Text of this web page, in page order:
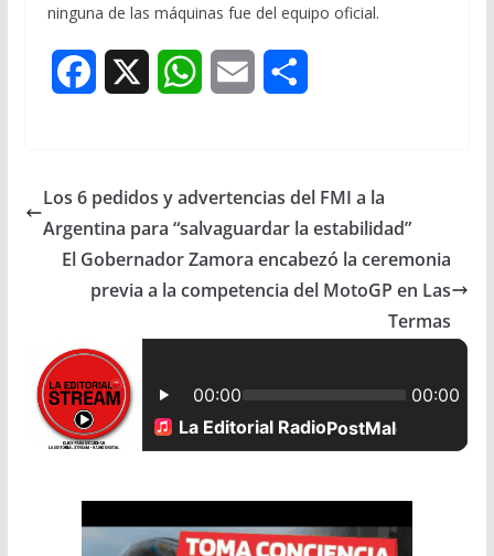
ninguna de las máquinas fue del equipo oficial.
e
b
o
k
W
t
A
p
i
r
Los 6 pedidos y advertencias del FMI a la
Argentina para “salvaguardar la estabilidad”
El Gobernador Zamora encabezó la ceremonia
previa a la competencia del MotoGP en Las
Termas